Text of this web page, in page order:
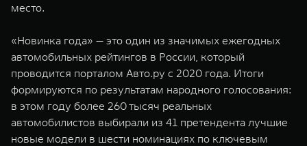
WEY 80
Масштаб возможностей
от 6 449 000 ₽
WEY 80
Масштаб
от 8 099
место.
«Новинка года» — это один из значимых ежегодных
автомобильных рейтингов в России, который
проводится порталом Авто.ру с 2020 года. Итоги
формируются по результатам народного голосования:
в этом году более 260 тысяч реальных
автомобилистов выбирали из 41 претендента лучшие
новые модели в шести номинациях по ключевым